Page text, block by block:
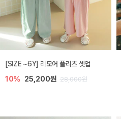
[SIZE ~6Y] 리모어 플리츠 셋업
10% 25,200원 28,000원